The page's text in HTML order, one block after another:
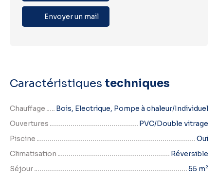
Envoyer un mail
Caractéristiques techniques
Chauffage
Bois, Electrique, Pompe à chaleur/Individuel
Ouvertures
PVC/Double vitrage
Piscine
Oui
Climatisation
Réversible
Séjour
55 m²